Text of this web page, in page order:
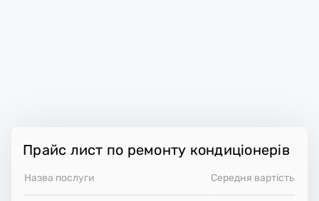
Прайс лист по ремонту кондиціонерів
Назва послуги Середня вартість